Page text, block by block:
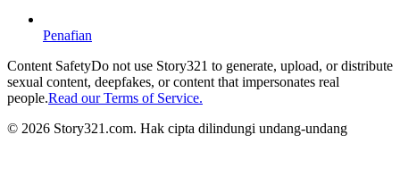
Penafian
Content SafetyDo not use Story321 to generate, upload, or distribute
sexual content, deepfakes, or content that impersonates real
people.Read our Terms of Service.
© 2026 Story321.com. Hak cipta dilindungi undang-undang